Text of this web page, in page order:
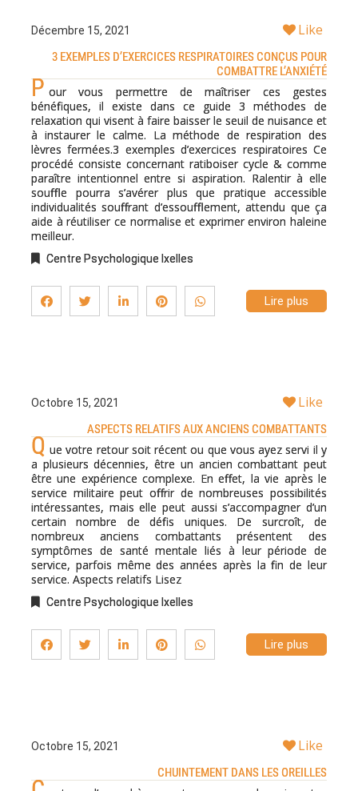
Décembre 15, 2021 Like
3 EXEMPLES D’EXERCICES RESPIRATOIRES CONÇUS POUR
COMBATTRE L’ANXIÉTÉ
P our vous permettre de maîtriser ces gestes
bénéfiques, il existe dans ce guide 3 méthodes de
relaxation qui visent à faire baisser le seuil de nuisance et
à instaurer le calme. La méthode de respiration des
lèvres fermées.3 exemples d’exercices respiratoires Ce
procédé consiste concernant ratiboiser cycle & comme
paraître intentionnel entre si aspiration. Ralentir à elle
souffle pourra s’avérer plus que pratique accessible
individualités souffrant d’essoufflement, attendu que ça
aide à réutiliser ce normalise et exprimer environ haleine
meilleur.
Centre Psychologique Ixelles
Lire plus
Octobre 15, 2021 Like
ASPECTS RELATIFS AUX ANCIENS COMBATTANTS
Q ue votre retour soit récent ou que vous ayez servi il y
a plusieurs décennies, être un ancien combattant peut
être une expérience complexe. En effet, la vie après le
service militaire peut offrir de nombreuses possibilités
intéressantes, mais elle peut aussi s’accompagner d’un
certain nombre de défis uniques. De surcroît, de
nombreux anciens combattants présentent des
symptômes de santé mentale liés à leur période de
service, parfois même des années après la fin de leur
service. Aspects relatifs Lisez
Centre Psychologique Ixelles
Lire plus
Octobre 15, 2021 Like
CHUINTEMENT DANS LES OREILLES